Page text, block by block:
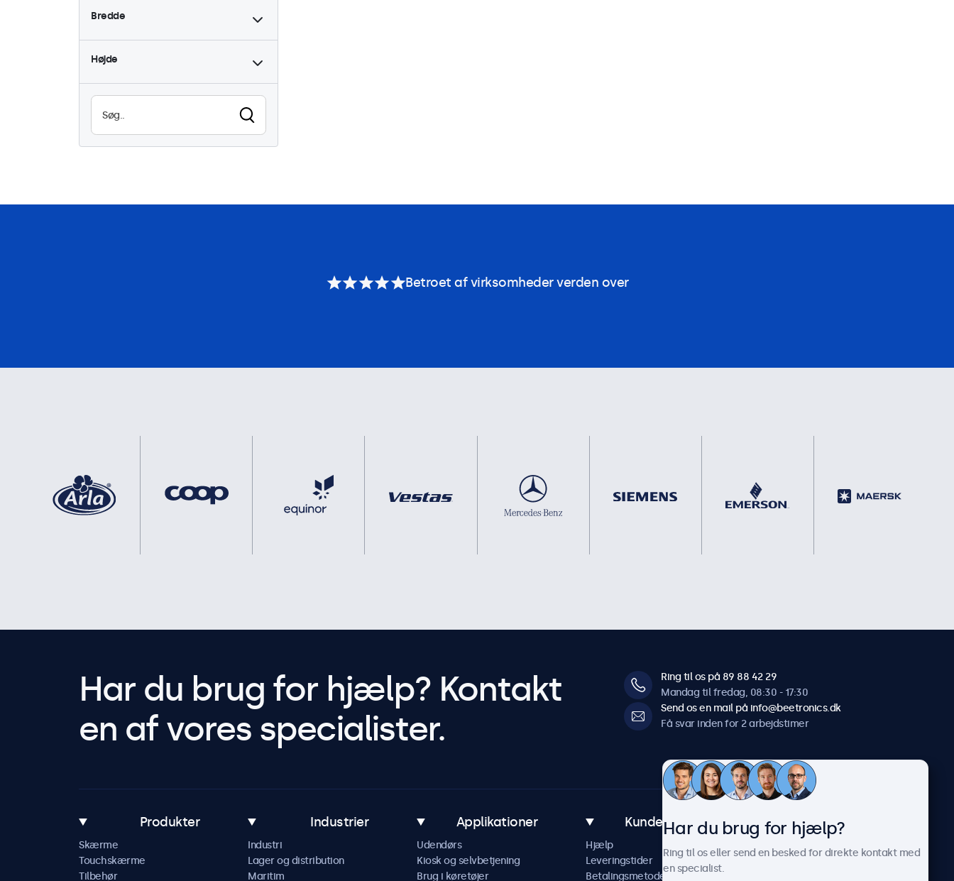
Bredde
Højde
Betroet af virksomheder verden over
Har du brug for hjælp? Kontakt
en af vores specialister.
Ring til os på 89 88 42 29
Mandag til fredag, 08:30 - 17:30
Send os en mail på info@beetronics.dk
Få svar inden for 2 arbejdstimer
Produkter
Skærme
Touchskærme
Tilbehør
Industrier
Industri
Lager og distribution
Maritim
Applikationer
Udendørs
Kiosk og selvbetjening
Brug i køretøjer
Kundeservice
Hjælp
Leveringstider
Betalingsmetoder
Om Beetronics
Har du brug for hjælp?
Ring til os eller send en besked for direkte kontakt med
en specialist.